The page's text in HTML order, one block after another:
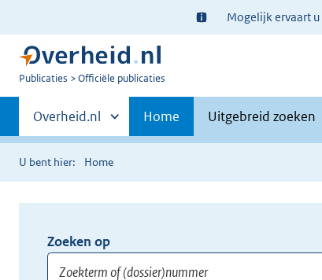
Ter
informatie:
Mogelijk ervaart
U
Publicaties Officiële publicaties
Primaire
navigatie
Andere
sites
binnen
Overheid.nl Home Uitgebreid zoeken
U bent hier: Home
Opnieuw
zoeken:
Zoeken op